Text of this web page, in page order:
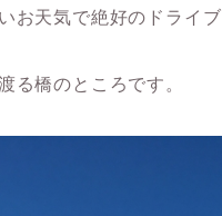
お天気で絶好のドライブ
る橋のところです。